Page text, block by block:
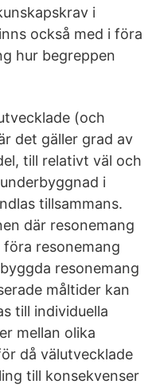
i
också med i föra
hur begreppen
(och
det gäller grad av
till relativt väl och
i
tillsammans.
där resonemang
resonemang
resonemang
måltider kan
till individuella
mellan olika
då välutvecklade
till konsekvenser